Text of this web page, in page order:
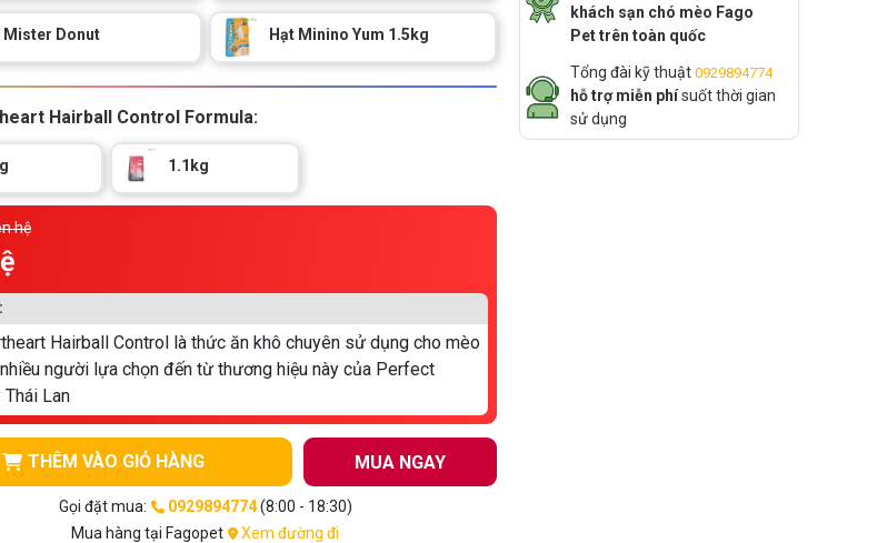
Mister Donut Hạt Minino Yum 1.5kg
Hairball Control Formula:
1.1kg
hệ
Hairball Control là thức ăn khô chuyên sử dụng cho mèo
người lựa chọn đến từ thương hiệu này của Perfect
Thái Lan
THÊM VÀO GIỎ HÀNG MUA NGAY
Gọi đặt mua: 0929894774(8:00 - 18:30)
Mua hàng tại Fagopet
Xem đường đi
khách sạn chó mèo Fago
Pet trên toàn quốc
Tổng đài kỹ thuật 0929894774
hỗ trợ miễn phísuốt thời gian
sử dụng